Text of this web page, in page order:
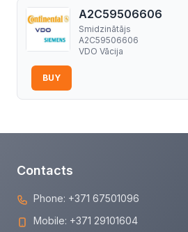
A2C59506606
Smidzinātājs
A2C59506606
VDO Vācija
BUY
Contacts
Phone: +371 67501096
Mobile: +371 29101604